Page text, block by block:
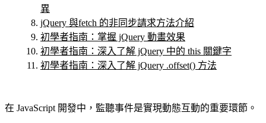
異
jQuery 與fetch 的非同步請求方法介紹
初學者指南：掌握 jQuery 動畫效果
初學者指南：深入了解 jQuery 中的 this 關鍵字
初學者指南：深入了解 jQuery .offset() 方法
在 JavaScript 開發中，監聽事件是實現動態互動的重要環節。